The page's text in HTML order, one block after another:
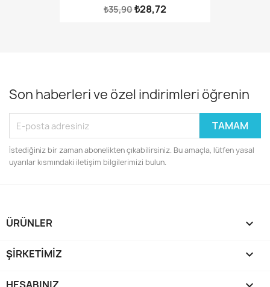
₺35,90₺28,72
Son haberleri ve özel indirimleri öğrenin
İstediğiniz bir zaman abonelikten çıkabilirsiniz. Bu amaçla, lütfen yasal
uyarılar kısmındaki iletişim bilgilerimizi bulun.
ÜRÜNLER 
ŞIRKETIMIZ 